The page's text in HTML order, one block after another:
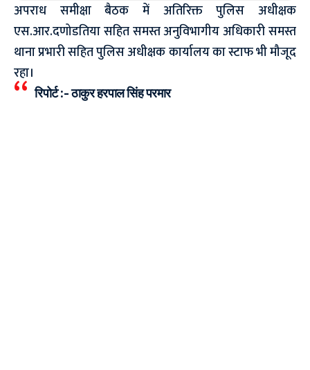
अपराध समीक्षा बैठक में अतिरिक्त पुलिस अधीक्षक
एस.आर.दणोडतिया सहित समस्त अनुविभागीय अधिकारी समस्त
थाना प्रभारी सहित पुलिस अधीक्षक कार्यालय का स्टाफ भी मौजूद
रहा।
रिपोर्ट :- ठाकुर हरपाल सिंह परमार